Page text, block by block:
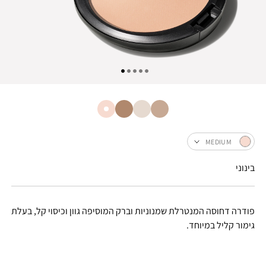
פודרה דחוסה המנטרלת שמנוניות וברק המוסיפה גוון וכיסוי קל, בעלת
גימור קליל במיוחד.
MEDIUM
בינוני